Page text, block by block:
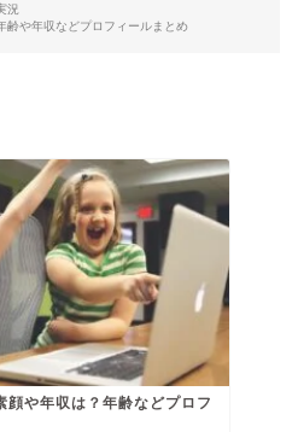
況
齢や年収などプロフィールまとめ
顔や年収は？年齢などプロフ